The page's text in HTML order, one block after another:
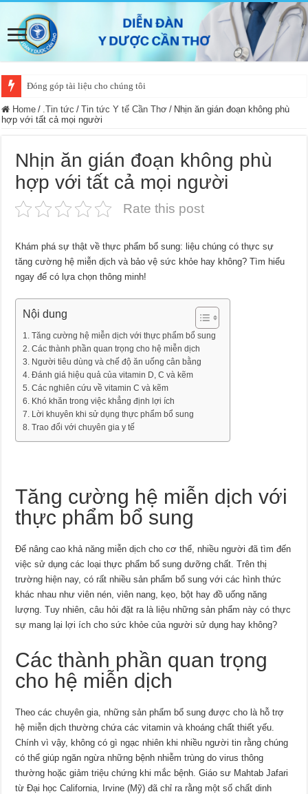
Đóng góp tài liệu cho chúng tôi
Home / .Tin tức / Tin tức Y tế Cần Thơ / Nhịn ăn gián đoạn không phù
hợp với tất cả mọi người
Nhịn ăn gián đoạn không phù
hợp với tất cả mọi người
Rate this post
Khám phá sự thật về thực phẩm bổ sung: liệu chúng có thực sự
tăng cường hệ miễn dịch và bảo vệ sức khỏe hay không? Tìm hiểu
ngay để có lựa chọn thông minh!
Nội dung
Tăng cường hệ miễn dịch với thực phẩm bổ sung
Các thành phần quan trọng cho hệ miễn dịch
Người tiêu dùng và chế độ ăn uống cân bằng
Đánh giá hiệu quả của vitamin D, C và kẽm
Các nghiên cứu về vitamin C và kẽm
Khó khăn trong việc khẳng định lợi ích
Lời khuyên khi sử dụng thực phẩm bổ sung
Trao đổi với chuyên gia y tế
Tăng cường hệ miễn dịch với
thực phẩm bổ sung
Để nâng cao khả năng miễn dịch cho cơ thể, nhiều người đã tìm đến
việc sử dụng các loại thực phẩm bổ sung dưỡng chất. Trên thị
trường hiện nay, có rất nhiều sản phẩm bổ sung với các hình thức
khác nhau như viên nén, viên nang, kẹo, bột hay đồ uống năng
lượng. Tuy nhiên, câu hỏi đặt ra là liệu những sản phẩm này có thực
sự mang lại lợi ích cho sức khỏe của người sử dụng hay không?
Các thành phần quan trọng
cho hệ miễn dịch
Theo các chuyên gia, những sản phẩm bổ sung được cho là hỗ trợ
hệ miễn dịch thường chứa các vitamin và khoáng chất thiết yếu.
Chính vì vậy, không có gì ngạc nhiên khi nhiều người tin rằng chúng
có thể giúp ngăn ngừa những bệnh nhiễm trùng do virus thông
thường hoặc giảm triệu chứng khi mắc bệnh. Giáo sư Mahtab Jafari
từ Đại học California, Irvine (Mỹ) đã chỉ ra rằng một số chất dinh